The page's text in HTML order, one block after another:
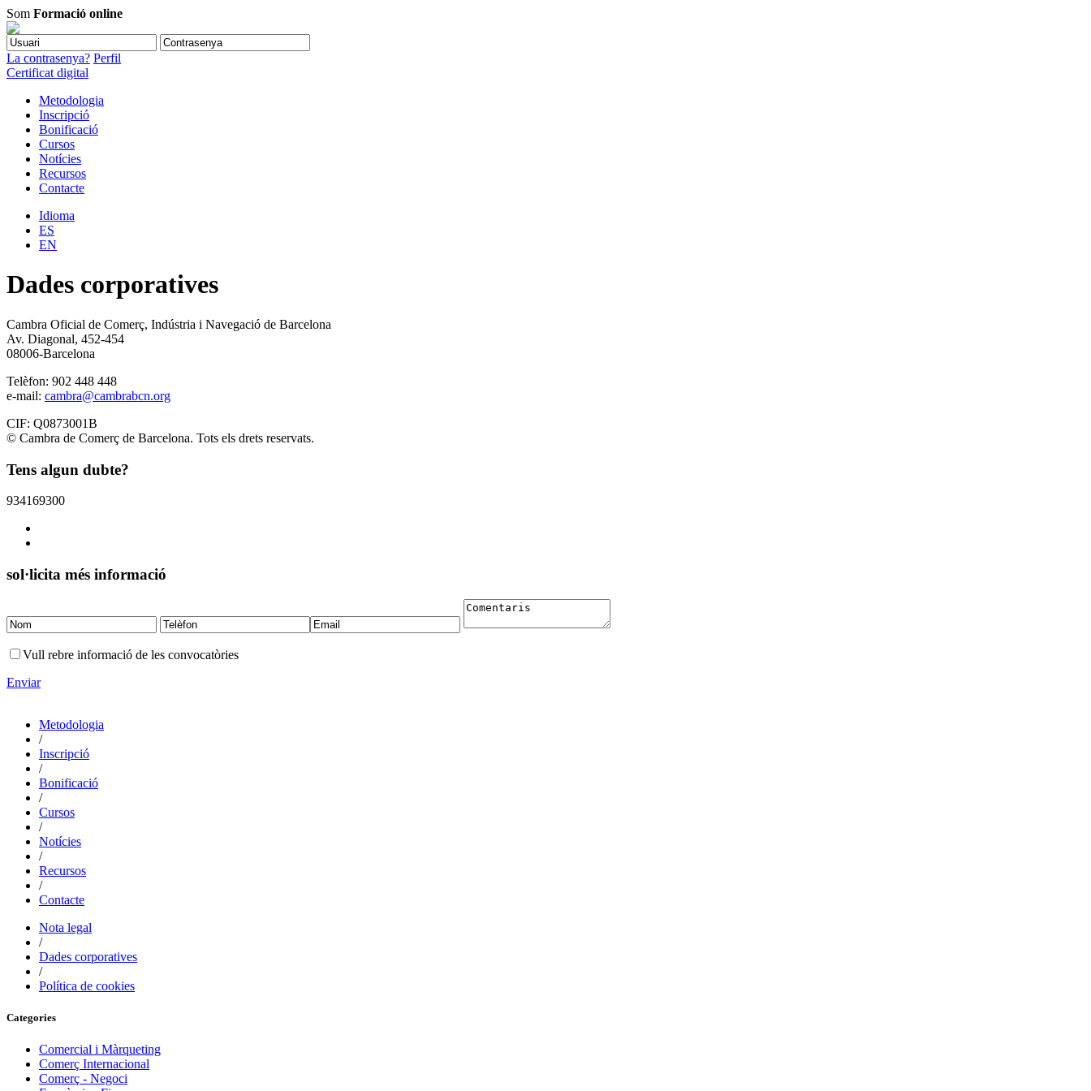
Som Formació online
La contrasenya? Perfil
Certificat digital
Metodologia
Inscripció
Bonificació
Cursos
Notícies
Recursos
Contacte
Idioma
ES
EN
Dades corporatives
Cambra Oficial de Comerç, Indústria i Navegació de Barcelona
Av. Diagonal, 452-454
08006-Barcelona
Telèfon: 902 448 448
e-mail: cambra@cambrabcn.org
CIF: Q0873001B
© Cambra de Comerç de Barcelona. Tots els drets reservats.
Tens algun dubte?
934169300
sol·licita més informació
Vull rebre informació de les convocatòries
Enviar
Metodologia
/
Inscripció
/
Bonificació
/
Cursos
/
Notícies
/
Recursos
/
Contacte
Nota legal
/
Dades corporatives
/
Política de cookies
Categories
Comercial i Màrqueting
Comerç Internacional
Comerç - Negoci